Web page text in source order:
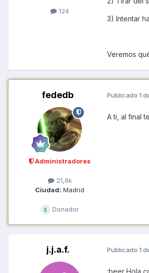
124
3) Intentar
Veremos
fededb
Administradores
21,6k
Ciudad: Madrid
Donador
Publicado 1
A ti, al final
j.j.a.f. Publicado 1
:beer Hola